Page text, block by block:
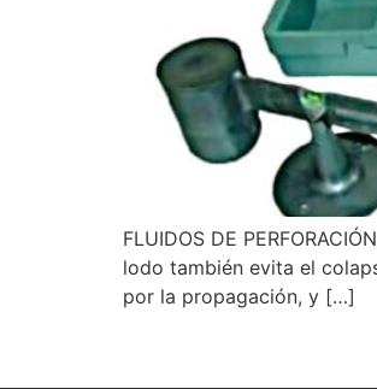
FLUIDOS DE
lodo también evita el
por la propagación, y […]